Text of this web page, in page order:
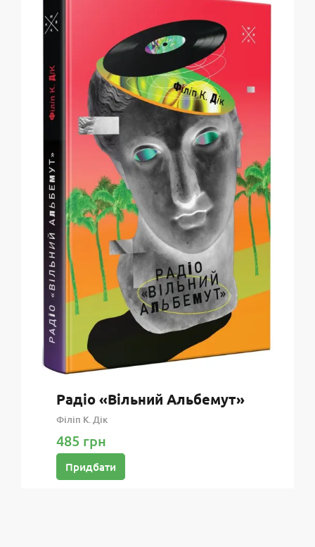
Радіо «Вільний Альбемут»
Філіп К. Дік
485 грн
Придбати